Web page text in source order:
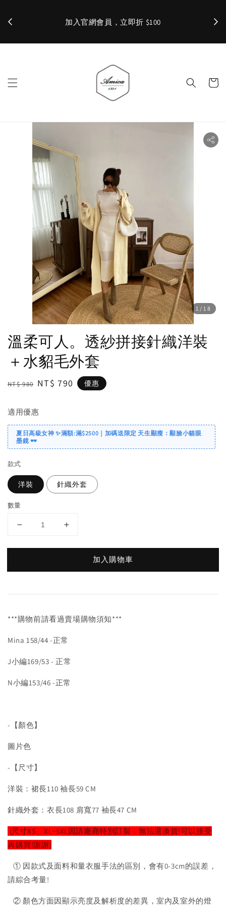
加入官網會員，立即折 $100 ✨
1 /18
溫柔可人。透紗拼接針織洋裝
＋水貂毛外套
Regular
NT$ 980 Sale
NT$ 790 優惠
適用優惠
夏日高級女神 ✨滿額:滿$2500｜加碼送限定 天生顯瘦：顯臉小貓眼
墨鏡 🕶️
款式
洋裝 針織外套
數量
加入購物車
***購物前請看過賣場購物須知***
Mina 158/44 -正常
J小編169/53 - 正常
N小編153/46 -正常
-【顏色】
圖片色
-【尺寸】
洋裝：裙長110 袖長59 CM
針織外套：衣長108 肩寬77 袖長47 CM
(尺寸XS、XL~5XL因請廠商特別訂製，無法退換貨!可以接受
再購買!謝謝)
① 因款式及面料和量衣服手法的區別，會有0-3cm的誤差，
請綜合考量!
② 顏色方面因顯示亮度及解析度的差異，室內及室外的燈